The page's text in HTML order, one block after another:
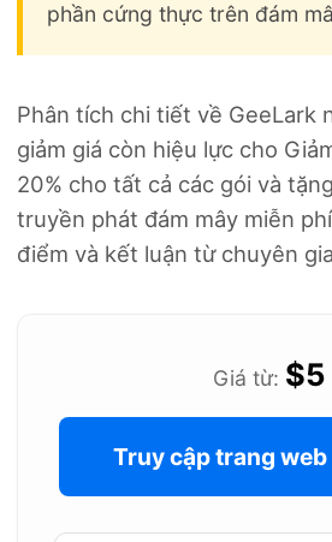
phần cứng thực trên đám
Phân tích chi tiết về GeeLark
giảm giá còn hiệu lực cho
20% cho tất cả các gói và
truyền phát đám mây miễn
điểm và kết luận từ chuyên
Giá từ: $5
Truy cập trang web